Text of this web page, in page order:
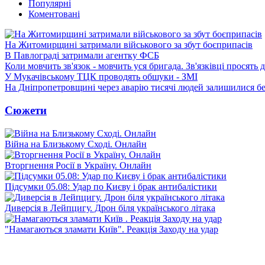
Популярні
Коментовані
На Житомирщині затримали військового за збут боєприпасів
В Павлограді затримали агентку ФСБ
Коли мовчить зв'язок - мовчить уся бригада. Зв'язківці просять
У Мукачівському ТЦК проводять обшуки - ЗМІ
На Дніпропетровщині через аварію тисячі людей залишилися
Сюжети
Війна на Близькому Сході. Онлайн
Вторгнення Росії в Україну. Онлайн
Підсумки 05.08: Удар по Києву і брак антибалістики
Диверсія в Лейпцигу. Дрон біля українського літака
"Намагаються зламати Київ". Реакція Заходу на удар